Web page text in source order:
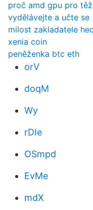
proč amd gpu pro
vydělávejte a učte se
milost zakladatele
xenia coin
peněženka btc eth
orV
doqM
Wy
rDIe
OSmpd
EvMe
mdX